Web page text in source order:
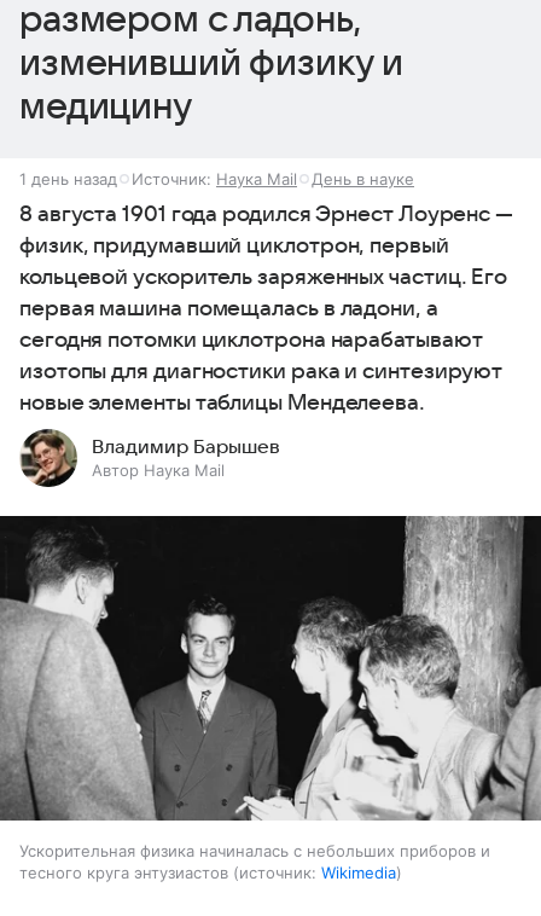
размером с ладонь,
изменивший физику и
медицину
1 день назад Источник: Наука Mail День в науке
8 августа 1901 года родился Эрнест Лоуренс —
физик, придумавший циклотрон, первый
кольцевой ускоритель заряженных частиц. Его
первая машина помещалась в ладони, а
сегодня потомки циклотрона нарабатывают
изотопы для диагностики рака и синтезируют
новые элементы таблицы Менделеева.
Владимир Барышев
Автор Наука Mail
Ускорительная физика начиналась с небольших приборов и
тесного круга энтузиастов
источник: Wikimedia